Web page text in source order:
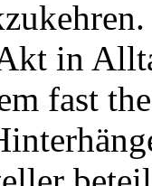
in
fast